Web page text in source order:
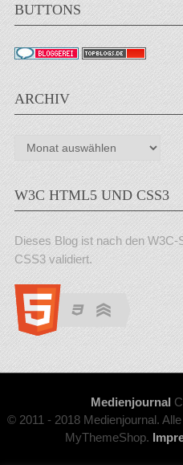
BUTTONS
ARCHIV
Archiv
W3C HTML5 UND CSS3
Dieses Blog ist nach den
CSS3 validiert.
Medienjournal
© 2011 - 2018 Medienjournal.
MyThemeShop.